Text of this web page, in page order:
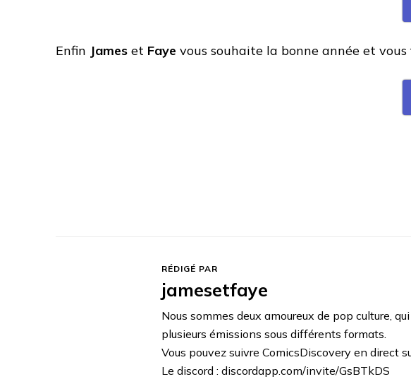
Enfin James et Faye vous souhaite la bonne année et
RÉDIGÉ PAR
jamesetfaye
Nous sommes deux amoureux de pop culture,
plusieurs émissions sous différents formats.
Vous pouvez suivre ComicsDiscovery en direct
Le discord : discordapp.com/invite/GsBTkDS